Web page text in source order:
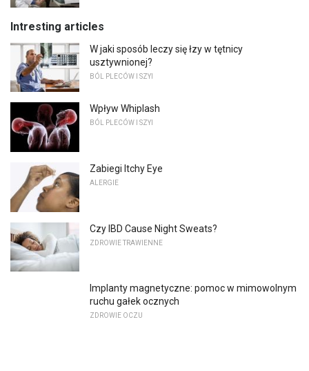
Intresting articles
W jaki sposób leczy się łzy w tętnicy
usztywnionej?
BÓL PLECÓW I SZYI
Wpływ Whiplash
BÓL PLECÓW I SZYI
Zabiegi Itchy Eye
ALERGIE
Czy IBD Cause Night Sweats?
ZDROWIE TRAWIENNE
Implanty magnetyczne: pomoc w mimowolnym
ruchu gałek ocznych
ZDROWIE OCZU